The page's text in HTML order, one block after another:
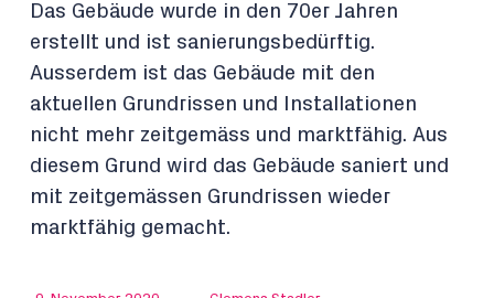
Das Gebäude wurde in den 70er Jahren
erstellt und ist sanierungsbedürftig.
Ausserdem ist das Gebäude mit den
aktuellen Grundrissen und Installationen
nicht mehr zeitgemäss und marktfähig. Aus
diesem Grund wird das Gebäude saniert und
mit zeitgemässen Grundrissen wieder
marktfähig gemacht.